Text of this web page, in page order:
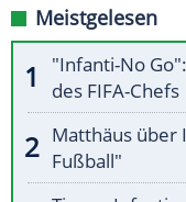
Meistgelesen
"Infanti-No
des FIFA-Chefs
Matthäus über
Fußball"